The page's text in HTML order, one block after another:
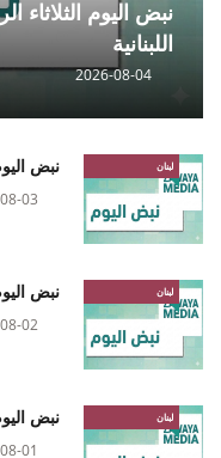
نبض اليوم
اللبنانية
2026-08-04
لبنان نبض
03
لبنان نبض
02
لبنان نبض
01